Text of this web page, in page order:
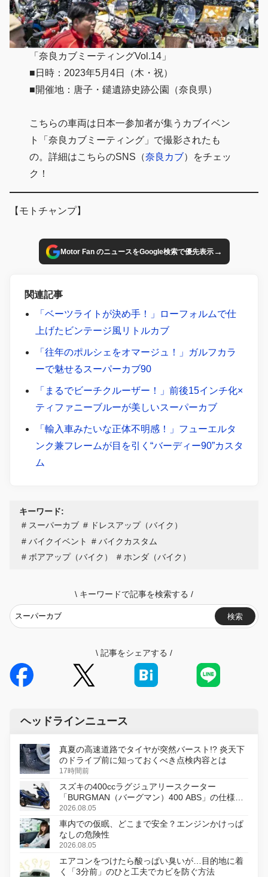
「奈良カブミーティングVol.14」
■日時：2023年5月4日（木・祝）
■開催地：唐子・鑓遺跡史跡公園（奈良県）
こちらの車両は日本一参加者が集うカブイベン
ト「奈良カブミーティング」で撮影されたも
の。詳細はこちらのSNS（奈良カブ）をチェッ
ク！
【モトチャンプ】
Motor Fan のニュースをGoogle検索で優先表示→
関連記事
「ベーツライトが決め手！」ローフォルムで仕
上げたビンテージ風リトルカブ
「往年のポルシェをオマージュ！」ガルフカラ
ーで魅せるスーパーカブ90
「まるでビーチクルーザー！」前後15インチ化×
ティファニーブルーが美しいスーパーカブ
「輸入車みたいな正体不明感！」フューエルタ
ンク兼フレームが目を引く“バーディー90”カスタ
ム
キーワード:
スーパーカブ
ドレスアップ（バイク）
バイクイベント
バイクカスタム
ボアアップ（バイク）
ホンダ（バイク）
\ キーワードで記事を検索する /
検索
\ 記事をシェアする /
ヘッドラインニュース
真夏の高速道路でタイヤが突然バースト!? 炎天下
のドライブ前に知っておくべき点検内容とは
17時間前
スズキの400ccラグジュアリースクーター
「BURGMAN（バーグマン）400 ABS」の仕様を
変更し、8月18日に発売
2026.08.05
車内での仮眠、どこまで安全？エンジンかけっぱ
なしの危険性
2026.08.05
エアコンをつけたら酸っぱい臭いが…目的地に着
く「3分前」のひと工夫でカビを防ぐ方法